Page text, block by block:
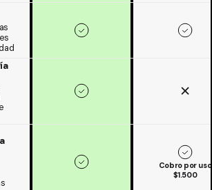
Cobro por uso
$1.500